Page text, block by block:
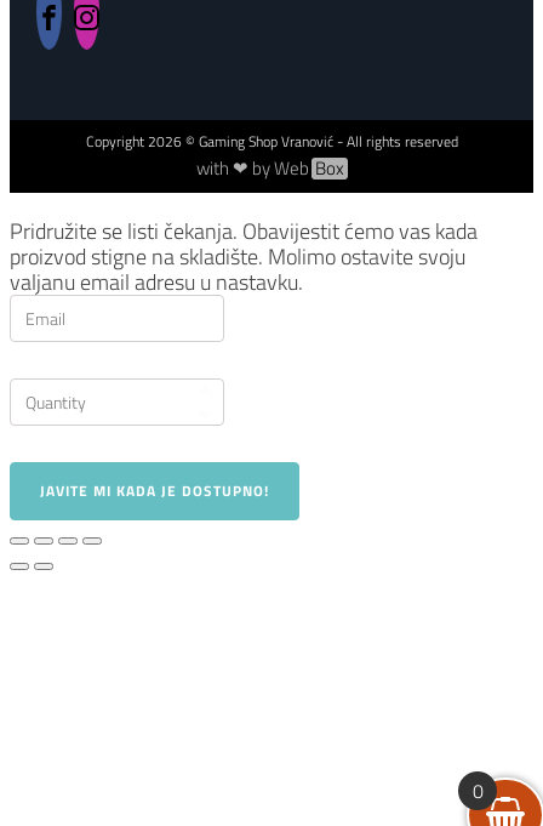
Copyright2026© Gaming Shop Vranović - All rights reserved
with ❤ by Web Box
0
Pridružite se listi čekanja. Obavijestit ćemo vas kada
proizvod stigne na skladište. Molimo ostavite svoju
valjanu email adresu u nastavku.
JAVITE MI KADA JE DOSTUPNO!